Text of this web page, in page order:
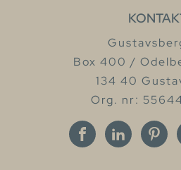
Box 400 /
134 40
Org. nr: